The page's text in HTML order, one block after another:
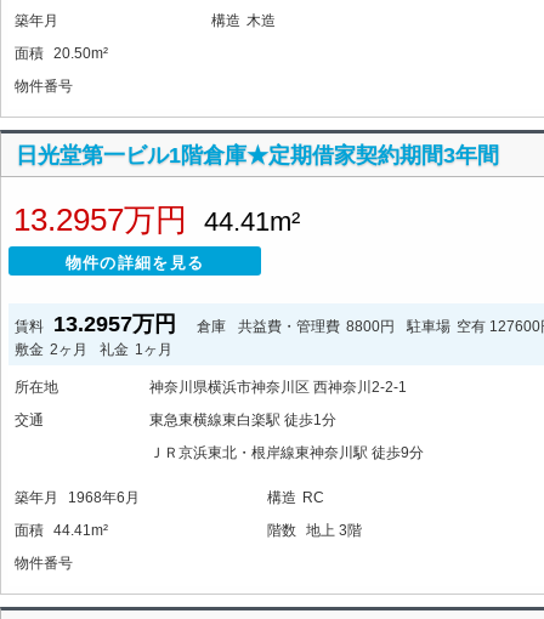
築年月 構造 木造
面積 20.50m²
物件番号
日光堂第一ビル1階倉庫★定期借家契約期間3年間
13.2957万円 44.41m²
物件の詳細を見る
賃料 13.2957万円 倉庫 共益費・管理費 8800円 駐車場 空有 127600
敷金 2ヶ月 礼金 1ヶ月
所在地
神奈川県横浜市神奈川区 西神奈川2-2-1
交通
東急東横線東白楽駅 徒歩1分
ＪＲ京浜東北・根岸線東神奈川駅 徒歩9分
築年月 1968年6月 構造 RC
面積 44.41m² 階数 地上 3階
物件番号